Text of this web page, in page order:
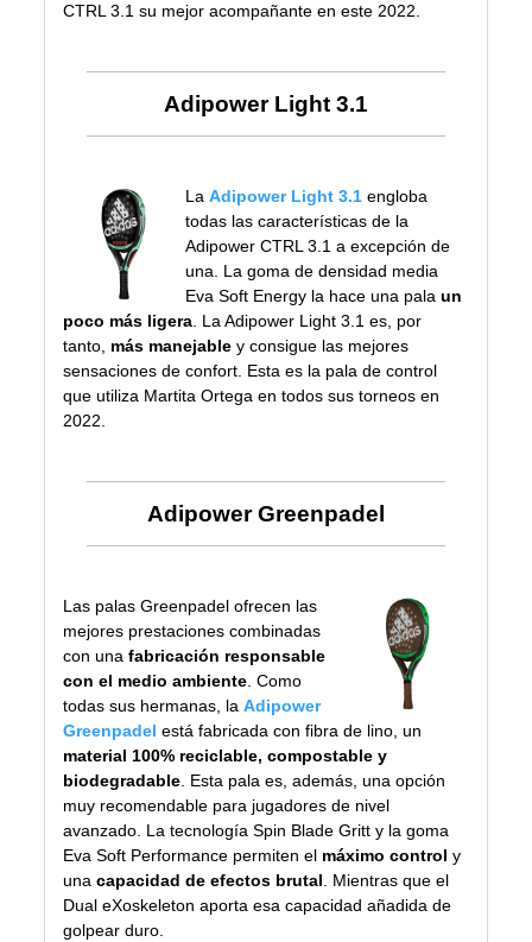
CTRL 3.1 su mejor acompañante en este 2022.
Adipower Light 3.1
La Adipower Light 3.1engloba
todas las características de la
Adipower CTRL 3.1 a excepción de
una. La goma de densidad media
Eva Soft Energy la hace una pala un
poco más ligera . La Adipower Light 3.1 es, por
tanto, más manejable y consigue las mejores
sensaciones de confort. Esta es la pala de control
que utiliza Martita Ortega en todos sus torneos en
2022.
Adipower Greenpadel
Las palas Greenpadel ofrecen las
mejores prestaciones combinadas
con unafabricación responsable
con el medio ambiente . Como
todas sus hermanas, laAdipower
Greenpadel está fabricada con fibra de lino, un
material 100% reciclable, compostable y
biodegradable . Esta pala es, además, una opción
muy recomendable para jugadores de nivel
avanzado. La tecnología Spin Blade Gritt y la goma
Eva Soft Performance permiten el máximo control y
unacapacidad de efectos brutal . Mientras que el
Dual eXoskeleton aporta esa capacidad añadida de
golpear duro.